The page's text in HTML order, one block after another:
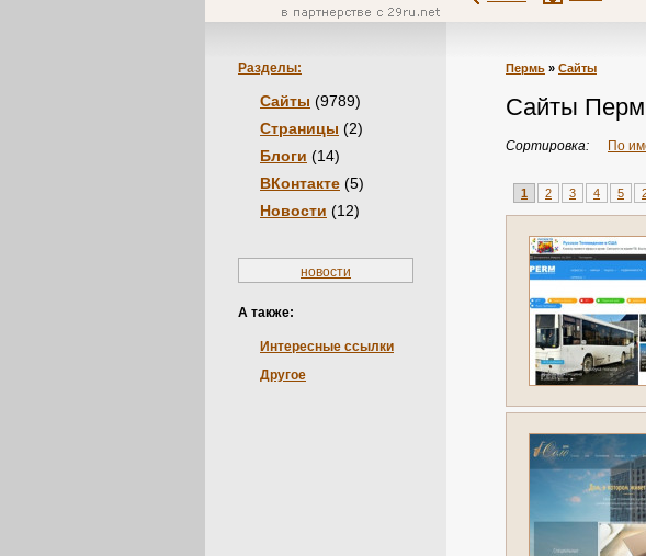
Разделы:
Сайты (9789)
Страницы (2)
Блоги (14)
ВКонтакте (5)
Новости (12)
новости
А также:
Интересные ссылки
Другое
Пермь » Сайты
Сайты
Сортировка: По
1 2 3 4 5